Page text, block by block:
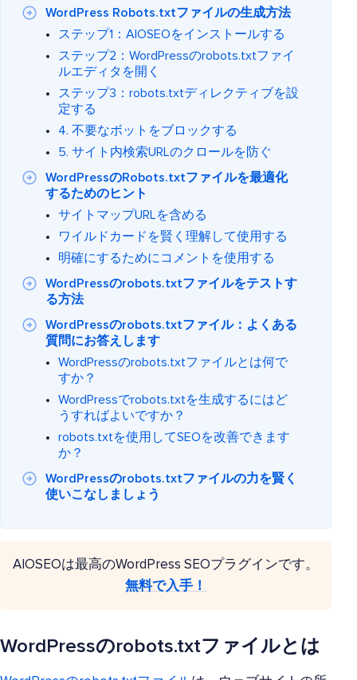
WordPress Robots.txtファイルの生成方法
ステップ1：AIOSEOをインストールする
ステップ2：WordPressのrobots.txtファイ
ルエディタを開く
ステップ3：robots.txtディレクティブを設
定する
4. 不要なボットをブロックする
5. サイト内検索URLのクロールを防ぐ
WordPressのRobots.txtファイルを最適化
するためのヒント
サイトマップURLを含める
ワイルドカードを賢く理解して使用する
明確にするためにコメントを使用する
WordPressのrobots.txtファイルをテストす
る方法
WordPressのrobots.txtファイル：よくある
質問にお答えします
WordPressのrobots.txtファイルとは何で
すか？
WordPressでrobots.txtを生成するにはど
うすればよいですか？
robots.txtを使用してSEOを改善できます
か？
WordPressのrobots.txtファイルの力を賢く
使いこなしましょう
AIOSEOは最高のWordPress SEOプラグインです。
無料で入手！
WordPressのrobots.txtファイルとは